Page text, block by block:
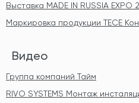
Выставка MADE IN RUSSIA EXPO
Маркировка продукции TECE
Видео
Группа компаний Тайм
RIVO SYSTEMS Монтаж